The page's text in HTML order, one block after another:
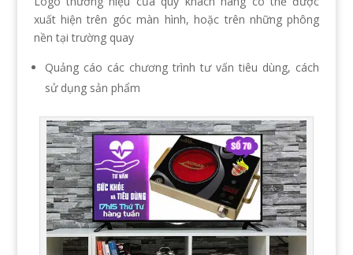
xuất hiện trên góc màn hình, hoặc trên những phông
nền tại trường quay
Quảng cáo các chương trình tư vấn tiêu dùng, cách
sử dụng sản phẩm